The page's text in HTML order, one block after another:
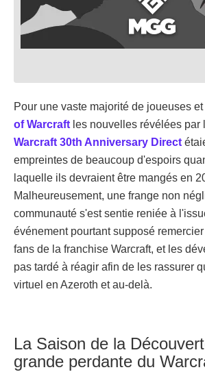
Pour une vaste majorité de joueuses
of Warcraft les nouvelles révélées par
Warcraft 30th Anniversary Direct
empreintes de beaucoup d'espoirs
laquelle ils devraient être mangés en
Malheureusement, une frange non
communauté s'est sentie reniée à
événement pourtant supposé
fans de la franchise Warcraft, et les
pas tardé à réagir afin de les rassurer
virtuel en Azeroth et au-delà.
La Saison de la
grande perdante du